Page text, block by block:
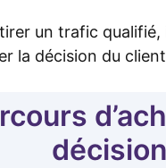
un trafic
la décision du
décision